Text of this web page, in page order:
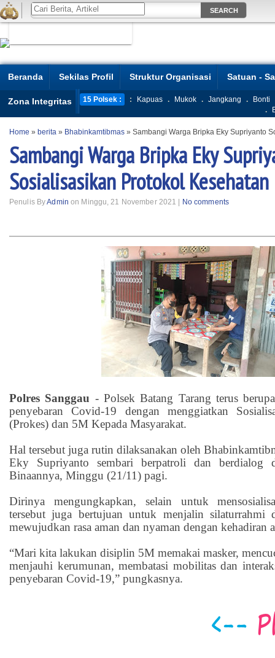
Beranda Sekilas Profil Struktur Organisasi Satuan -
Zona Integritas 15 Polsek : : Kapuas . Mukok . Jangkang .
Bonti
.
Home » berita » Bhabinkamtibmas » Sambangi Warga Bripka Eky Supriyanto
Sambangi Warga Bripka Eky
Sosialisasikan Protokol Kesehatan
Penulis ByAdmin on Minggu, 21 November 2021 | No comments
Polres Sanggau -Polsek Batang Tarang terus
penyebaran Covid-19 dengan menggiatkan
(Prokes) dan 5M Kepada Masyarakat.
Hal tersebut juga rutin dilaksanakan oleh
Eky Supriyanto sembari berpatroli dan berdialog
Binaannya, Minggu (21/11) pagi.
Dirinya mengungkapkan, selain untuk
tersebut juga bertujuan untuk menjalin silaturrahmi
mewujudkan rasa aman dan nyaman dengan kehadiran
“Mari kita lakukan disiplin 5M memakai masker,
menjauhi kerumunan, membatasi mobilitas dan
penyebaran Covid-19,” pungkasnya.